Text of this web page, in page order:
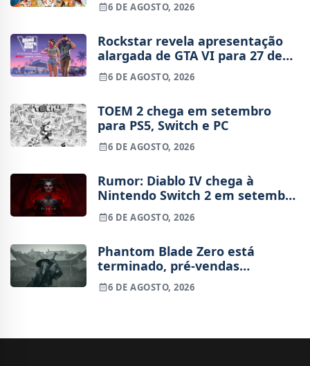
6 DE AGOSTO, 2026
Rockstar revela apresentação
alargada de GTA VI para 27 de
agosto
6 DE AGOSTO, 2026
TOEM 2 chega em setembro
para PS5, Switch e PC
6 DE AGOSTO, 2026
Rumor: Diablo IV chega à
Nintendo Switch 2 em setembro
e vai custar o preço de um jogo
novo
6 DE AGOSTO, 2026
Phantom Blade Zero está
terminado, pré-vendas
começam na próxima semana
6 DE AGOSTO, 2026